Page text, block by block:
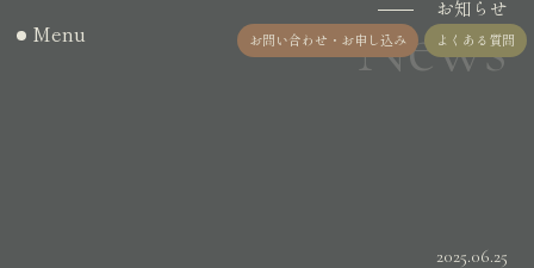
Menu お問い合わせ・お申し込み よくある質問
お知らせ
News
2025.06.25